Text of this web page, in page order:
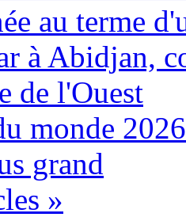
au terme
à Abidjan,
de l'Ouest
monde
grand
»